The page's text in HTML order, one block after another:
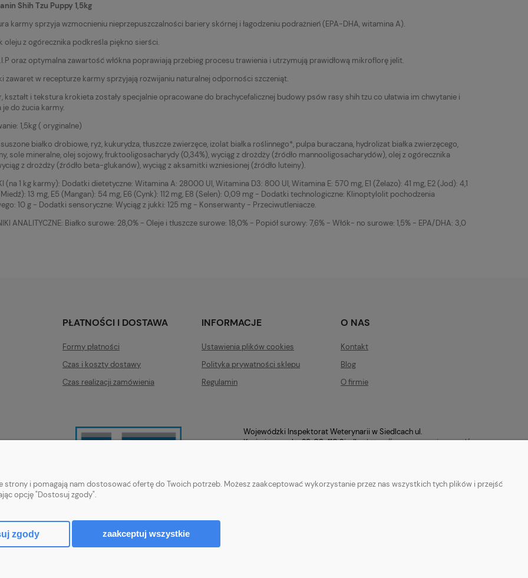
pies/kot 500ml
Do koszyka 14,85 zł
Cena nie zawiera ewentualnych kosztów
płatności
Shih Tzu Puppy 1,5kg
karmy sprzyja wzmocnieniu nieprzepuszczalności bariery skórnej i łagodzeniu podrażnień (EPA-DHA, witamina A).
oleju z ogórecznika podkreśla piękno sierści.
oraz optymalna zawartość włókna poprawiają przebieg procesu trawienia i utrzymują prawidłową mikroflorę jelit.
zawaret w recepturze karmy sprzyjają rozwijaniu naturalnej odporności szczeniąt.
kształt i tekstura krokieta zostały specjalnie opracowane do brachycefalicznej budowy psów rasy shih tzu co ułatwia im chwytanie i
je do żucia karmy.
1,5kg ( oryginalne)
białko drobiowe, ryż, kukurydza, tłuszcze zwierzęce, izolat białka roślinnego*, pulpa buraczana, hydrolizat białka zwierzęcego,
sole mineralne, olej sojowy, fruktooligosacharydy (0,34%), wyciąg z drożdży (źródło mannooligosacharydów), olej z ogórecznika
z drożdży (źródło beta-glukanów), wyciąg z aksamitki wzniesionej (źródło luteiny).
(na 1 kg karmy): Dodatki dietetyczne: Witamina A: 28000 UI, Witamina D3: 800 UI, Witamina E: 570 mg, E1 (Żelazo): 41 mg, E2 (Jod): 4,1
13 mg, E5 (Mangan): 54 mg, E6 (Cynk): 112 mg, E8 (Selen): 0,09 mg - Dodatki technologiczne: Klinoptylolit pochodzenia
10 g - Dodatki sensoryczne: Wyciąg z jukki: 125 mg - Konserwanty - Przeciwutleniacze.
ANALITYCZNE: Białko surowe: 28,0% - Oleje i tłuszcze surowe: 18,0% - Popiół surowy: 7,6% - Włók- no surowe: 1,5% - EPA/DHA: 3,0
PŁATNOŚCI I DOSTAWA
Formy płatności
Czas i koszty dostawy
Czas realizacji zamówienia
INFORMACJE
Ustawienia plików cookies
Polityka prywatności sklepu
Regulamin
O NAS
Kontakt
Blog
O firmie
Wojewódzki Inspektorat Weterynarii w Siedlcach ul.
Kazimierzowska 29, 08-110 Siedlcehttps://mazowsze.wiw.gov.pl/
strony i pomagają nam dostosować ofertę do Twoich potrzeb. Możesz zaakceptować wykorzystanie przez nas wszystkich tych plików i przejść
opcję "Dostosuj zgody".
zgody zaakceptuj wszystkie